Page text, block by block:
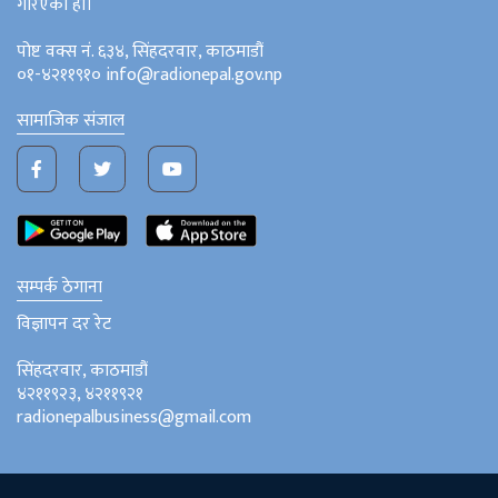
पोष्ट वक्स नं. ६३४, सिंहदरवार, काठमाडौं
०१-४२११९१० info@radionepal.gov.np
सामाजिक संजाल
सम्पर्क ठेगाना
विज्ञापन दर रेट
सिंहदरवार, काठमाडौं
४२११९२३, ४२११९२१
radionepalbusiness@gmail.com